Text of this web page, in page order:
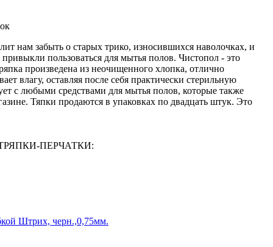
нам забыть о старых трико, износившихся наволочках, и
пользоваться для мытья полов. Чистопол - это
произведена из неочищенного хлопка, отлично
влагу, оставляя после себя практически стерильную
с любыми средствами для мытья полов, которые также
Тяпки продаются в упаковках по двадцать штук. Это
ТРЯПКИ-ПЕРЧАТКИ:
Штрих, черн.,0,75мм.